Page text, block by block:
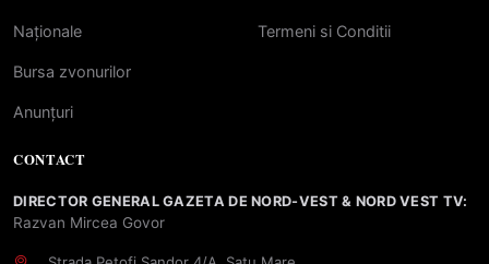
Naționale
Bursa zvonurilor
Anunțuri
Termeni si Conditii
CONTACT
DIRECTOR GENERAL GAZETA DE NORD-VEST & NORD VEST TV:
Razvan Mircea Govor